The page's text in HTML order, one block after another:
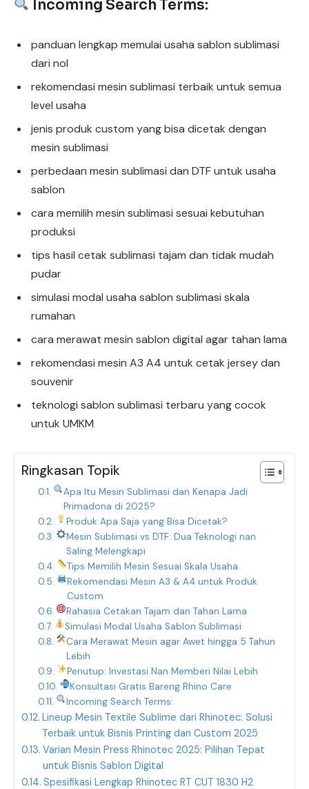
Incoming Search Terms:
panduan lengkap memulai usaha sablon sublimasi
dari nol
rekomendasi mesin sublimasi terbaik untuk semua
level usaha
jenis produk custom yang bisa dicetak dengan
mesin sublimasi
perbedaan mesin sublimasi dan DTF untuk usaha
sablon
cara memilih mesin sublimasi sesuai kebutuhan
produksi
tips hasil cetak sublimasi tajam dan tidak mudah
pudar
simulasi modal usaha sablon sublimasi skala
rumahan
cara merawat mesin sablon digital agar tahan lama
rekomendasi mesin A3 A4 untuk cetak jersey dan
souvenir
teknologi sablon sublimasi terbaru yang cocok
untuk UMKM
Ringkasan Topik
Apa Itu Mesin Sublimasi dan Kenapa Jadi
Primadona di 2025?
Produk Apa Saja yang Bisa Dicetak?
Mesin Sublimasi vs DTF: Dua Teknologi nan
Saling Melengkapi
Tips Memilih Mesin Sesuai Skala Usaha
Rekomendasi Mesin A3 & A4 untuk Produk
Custom
Rahasia Cetakan Tajam dan Tahan Lama
Simulasi Modal Usaha Sablon Sublimasi
Cara Merawat Mesin agar Awet hingga 5 Tahun
Lebih
Penutup: Investasi Nan Memberi Nilai Lebih
Konsultasi Gratis Bareng Rhino Care
Incoming Search Terms:
Lineup Mesin Textile Sublime dari Rhinotec: Solusi
Terbaik untuk Bisnis Printing dan Custom 2025
Varian Mesin Press Rhinotec 2025: Pilihan Tepat
untuk Bisnis Sablon Digital
Spesifikasi Lengkap Rhinotec RT CUT 1830 H2